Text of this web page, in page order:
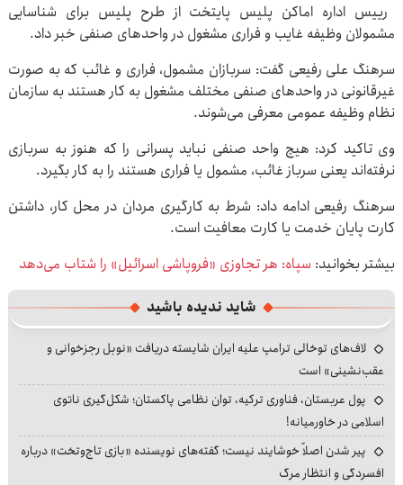
رییس اداره اماکن پلیس پایتخت از طرح پلیس برای شناسایی
مشمولان وظیفه غایب و فراری مشغول در واحدهای صنفی خبر داد.
سرهنگ علی رفیعی گفت: سربازان مشمول، فراری و غائب که به صورت
غیرقانونی در واحدهای صنفی مختلف مشغول به کار هستند به سازمان
نظام وظیفه عمومی معرفی می‌شوند.
وی تاکید کرد: هیچ واحد صنفی نباید پسرانی را که هنوز به سربازی
نرفته‌اند یعنی سرباز غائب، مشمول یا فراری هستند را به کار بگیرد.
سرهنگ رفیعی ادامه داد: شرط به کارگیری مردان در محل کار، داشتن
کارت پایان خدمت یا کارت معافیت است.
بیشتر بخوانید: سپاه: هر تجاوزی «فروپاشی اسرائیل» را شتاب می‌دهد
شاید ندیده باشید
لاف‌های توخالی ترامپ علیه ایران شایسته دریافت «نوبل رجزخوانی و
عقب‌نشینی» است
پول عربستان، فناوری ترکیه، توان نظامی پاکستان؛ شکل‌گیری ناتوی
اسلامی در خاورمیانه!
پیر شدن اصلاً خوشایند نیست؛ گفته‌های نویسنده «بازی تاج‌وتخت» درباره
افسردگی و انتظار مرگ